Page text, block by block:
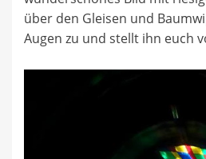
über den Gleisen und
Augen zu und stellt ihn euch